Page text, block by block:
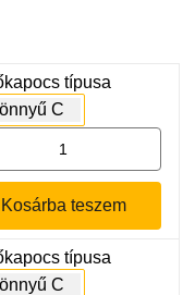
típusa
C
Kosárba teszem
típusa
C